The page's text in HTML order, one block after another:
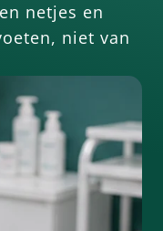
netjes en
niet van